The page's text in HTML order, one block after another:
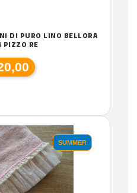
DI PURO LINO BELLORA
PIZZO RE
SUMMER